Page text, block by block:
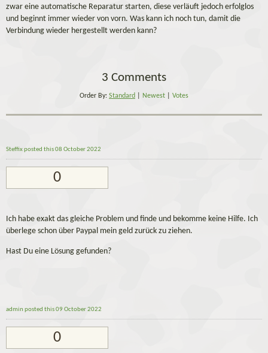
zwar eine automatische Reparatur starten, diese verläuft jedoch erfolglos
und beginnt immer wieder von vorn. Was kann ich noch tun, damit die
Verbindung wieder hergestellt werden kann?
3 Comments
Order By: Standard Newest Votes
0
Steffixposted this 08 October 2022
Ich habe exakt das gleiche Problem und finde und bekomme keine Hilfe. Ich
überlege schon über Paypal mein geld zurück zu ziehen.
Hast Du eine Lösung gefunden?
0
admin posted this 09 October 2022